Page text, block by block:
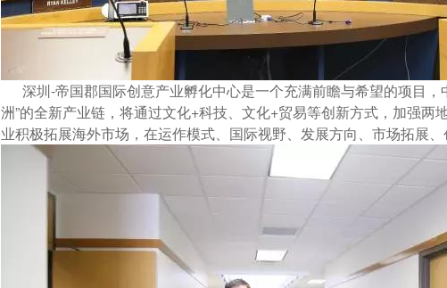
深圳-帝国郡国际创意产业孵化中心是一个充满前瞻与希望的项目
洲”的全新产业链，将通过文化+科技、文化+贸易等创新方式，加强
业积极拓展海外市场，在运作模式、国际视野、发展方向、市场拓展